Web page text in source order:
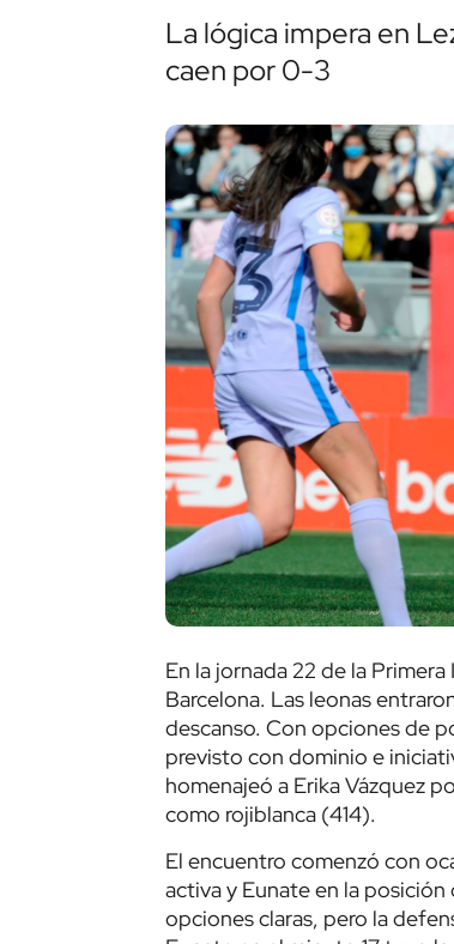
La lógica impera en
caen por 0-3
En la jornada 22 de la
Barcelona. Las leonas
descanso. Con opciones de
previsto con dominio e
homenajeó a Erika Vázquez
como rojiblanca (414).
El encuentro comenzó con
activa y Eunate en la
opciones claras, pero la